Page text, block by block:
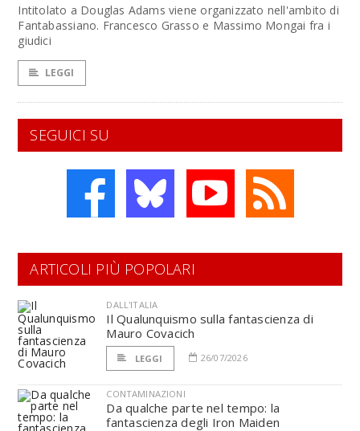
Intitolato a Douglas Adams viene organizzato nell'ambito di
Fantabassiano. Francesco Grasso e Massimo Mongai fra i
giudici
LEGGI
SEGUICI SU
ARTICOLI PIÙ POPOLARI
DALL'ITALIA
Il Qualunquismo sulla fantascienza di
Mauro Covacich
LEGGI 26/07/2026
CONTAMINAZIONI
Da qualche parte nel tempo: la
fantascienza degli Iron Maiden